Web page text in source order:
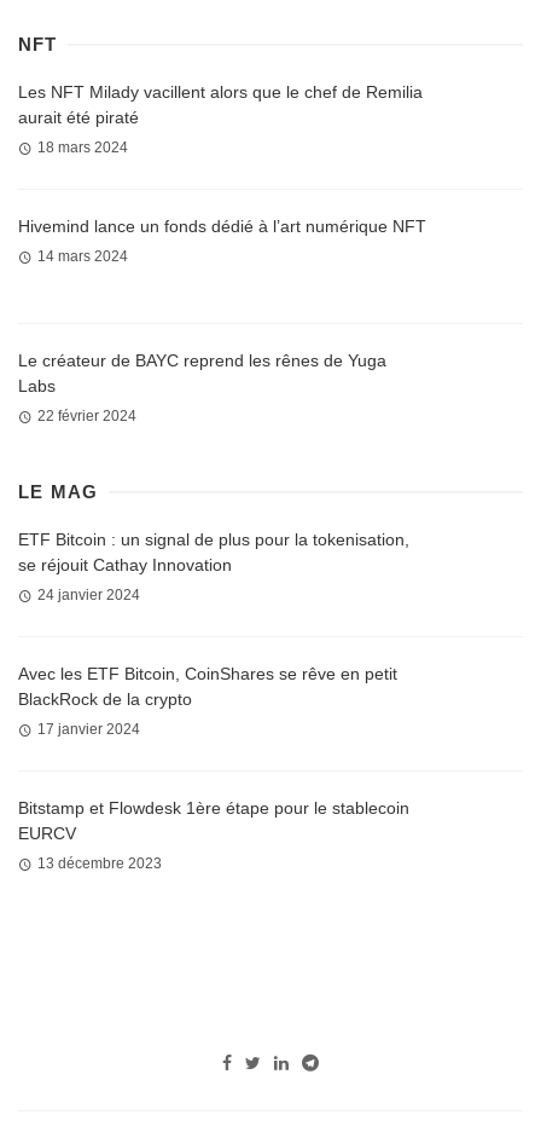
NFT
Les NFT Milady vacillent alors que le chef de Remilia
aurait été piraté
18 mars 2024
Hivemind lance un fonds dédié à l’art numérique NFT
14 mars 2024
Le créateur de BAYC reprend les rênes de Yuga
Labs
22 février 2024
LE MAG
ETF Bitcoin : un signal de plus pour la tokenisation,
se réjouit Cathay Innovation
24 janvier 2024
Avec les ETF Bitcoin, CoinShares se rêve en petit
BlackRock de la crypto
17 janvier 2024
Bitstamp et Flowdesk 1ère étape pour le stablecoin
EURCV
13 décembre 2023